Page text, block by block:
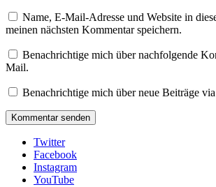
Name, E-Mail-Adresse und Website in
meinen nächsten Kommentar speichern.
Benachrichtige mich über nachfolgende
Mail.
Benachrichtige mich über neue Beiträge
Twitter
Facebook
Instagram
YouTube